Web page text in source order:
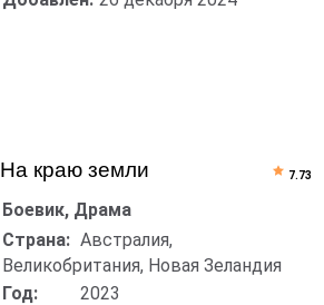
На краю земли
Боевик, Драма
Страна: Австралия,
Великобритания, Новая Зеландия
Год:
2023
7.73